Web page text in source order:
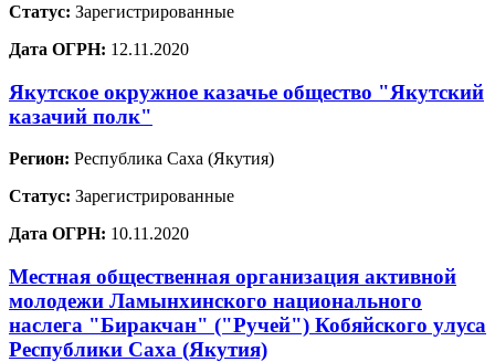
Статус: Зарегистрированные
Дата ОГРН: 12.11.2020
Якутское окружное казачье общество "Якутский
казачий полк"
Регион: Республика Саха (Якутия)
Статус: Зарегистрированные
Дата ОГРН: 10.11.2020
Местная общественная организация активной
молодежи Ламынхинского национального
наслега "Биракчан" ("Ручей") Кобяйского улуса
Республики Саха (Якутия)